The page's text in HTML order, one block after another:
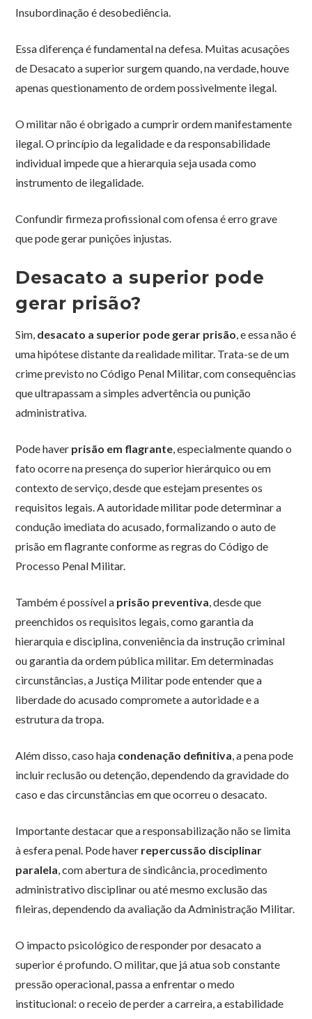
Insubordinação é desobediência.
Essa diferença é fundamental na defesa. Muitas acusações
de Desacato a superior surgem quando, na verdade, houve
apenas questionamento de ordem possivelmente ilegal.
O militar não é obrigado a cumprir ordem manifestamente
ilegal. O princípio da legalidade e da responsabilidade
individual impede que a hierarquia seja usada como
instrumento de ilegalidade.
Confundir firmeza profissional com ofensa é erro grave
que pode gerar punições injustas.
Desacato a superior pode
gerar prisão?
Sim, desacato a superior pode gerar prisão, e essa não é
uma hipótese distante da realidade militar. Trata-se de um
crime previsto no Código Penal Militar, com consequências
que ultrapassam a simples advertência ou punição
administrativa.
Pode haver prisão em flagrante, especialmente quando o
fato ocorre na presença do superior hierárquico ou em
contexto de serviço, desde que estejam presentes os
requisitos legais. A autoridade militar pode determinar a
condução imediata do acusado, formalizando o auto de
prisão em flagrante conforme as regras do Código de
Processo Penal Militar.
Também é possível a prisão preventiva, desde que
preenchidos os requisitos legais, como garantia da
hierarquia e disciplina, conveniência da instrução criminal
ou garantia da ordem pública militar. Em determinadas
circunstâncias, a Justiça Militar pode entender que a
liberdade do acusado compromete a autoridade e a
estrutura da tropa.
Além disso, caso haja condenação definitiva, a pena pode
incluir reclusão ou detenção, dependendo da gravidade do
caso e das circunstâncias em que ocorreu o desacato.
Importante destacar que a responsabilização não se limita
à esfera penal. Pode haver repercussão disciplinar
paralela, com abertura de sindicância, procedimento
administrativo disciplinar ou até mesmo exclusão das
fileiras, dependendo da avaliação da Administração Militar.
O impacto psicológico de responder por desacato a
superior é profundo. O militar, que já atua sob constante
pressão operacional, passa a enfrentar o medo
institucional: o receio de perder a carreira, a estabilidade